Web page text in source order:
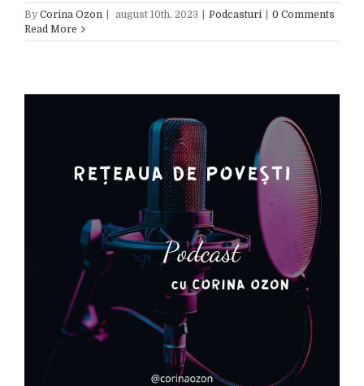
By Corina Ozon august 10th, 2023 Podcasturi
0 Comments
Read More